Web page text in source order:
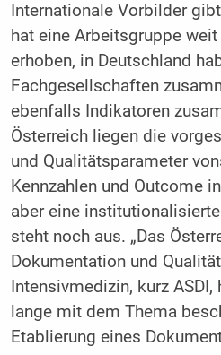
Internationale Vorbilder
hat eine Arbeitsgruppe
erhoben, in Deutschland
Fachgesellschaften
ebenfalls Indikatoren
Österreich liegen die
und Qualitätsparameter
Kennzahlen und Outcome
aber eine
steht noch aus. „Das
Dokumentation und
Intensivmedizin, kurz
lange mit dem Thema
Etablierung eines